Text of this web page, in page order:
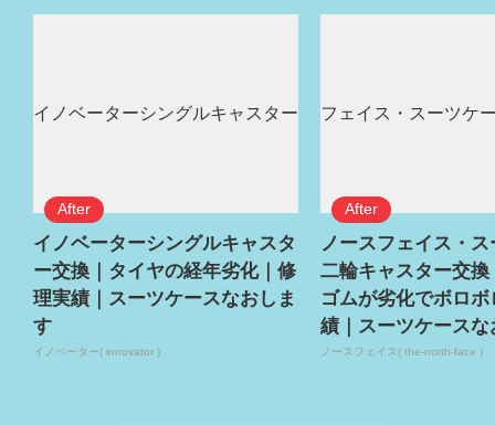
イノベーターシングルキャスタ
ー交換｜タイヤの経年劣化｜修
理実績｜スーツケースなおしま
す
イノベーター( innovator )
ノースフェイス・
二輪キャスター交換
ゴムが劣化でボロ
績｜スーツケースな
ノースフェイス( the-north-face )